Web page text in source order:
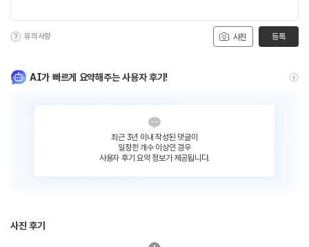
사진
유의사항 등록
AI가 빠르게 요약해주는 사용자 후기!
최근 3년 이내 작성된 댓글이
일정한 개수 이상인 경우
사용자 후기 요약 정보가 제공됩니다.
사진 후기